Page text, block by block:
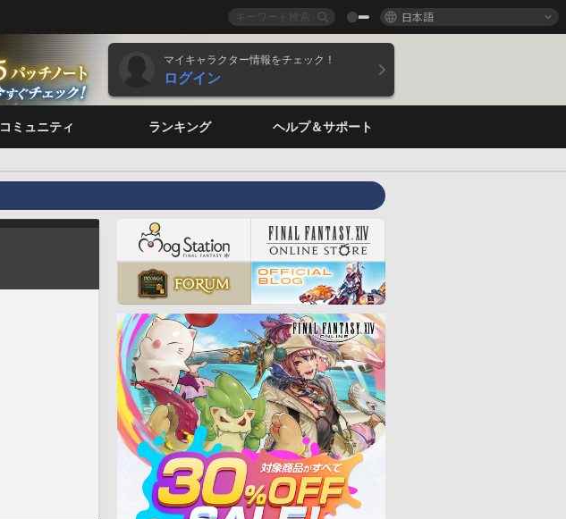
日本語
マイキャラクター情報をチェック！
ログイン
コミュニティ ランキング ヘルプ＆サポート